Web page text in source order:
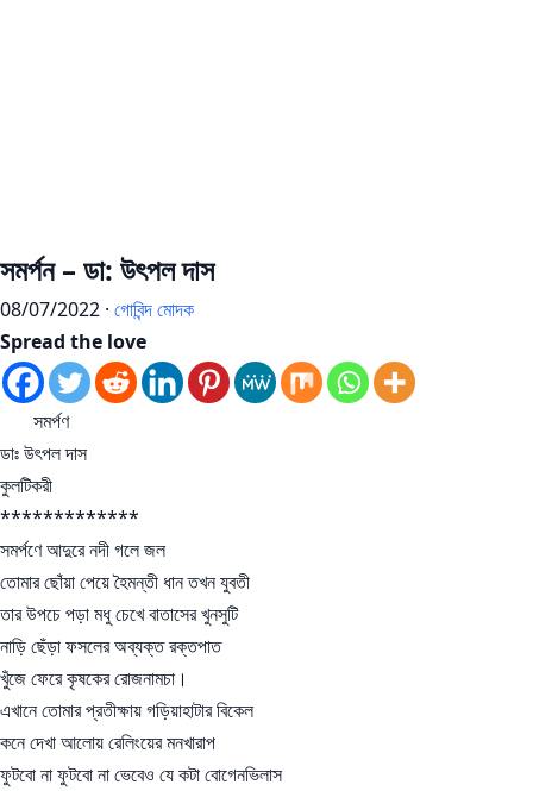
সমর্পন – ডা: উৎপল দাস
08/07/2022 · গোবিন্দ মোদক
Spread the love
সমর্পণ
ডাঃ উৎপল দাস
কুলটিকরী
*************
সমর্পণে আদুরে নদী গলে জল
তোমার ছোঁয়া পেয়ে হৈমন্তী ধান তখন যুবতী
তার উপচে পড়া মধু চেখে বাতাসের খুনসুটি
নাড়ি ছেঁড়া ফসলের অব্যক্ত রক্তপাত
খুঁজে ফেরে কৃষকের রোজনামচা।
এখানে তোমার প্রতীক্ষায় গড়িয়াহাটার বিকেল
কনে দেখা আলোয় রেলিংয়ের মনখারাপ
ফুটবো না ফুটবো না ভেবেও যে কটা বোগেনভিলাস